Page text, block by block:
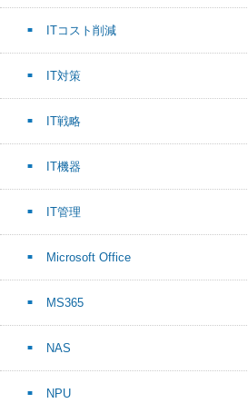
ITコスト削減
IT対策
IT戦略
IT機器
IT管理
Microsoft Office
MS365
NAS
NPU